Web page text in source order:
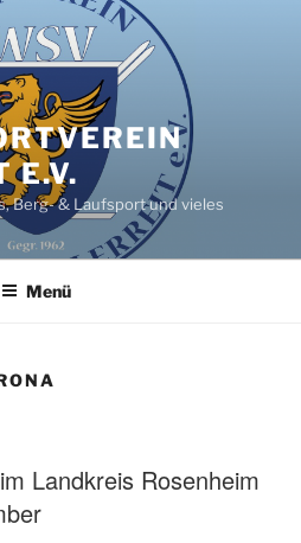
E.V.
Berg- & Laufsport und vieles
Menü
Landkreis Rosenheim